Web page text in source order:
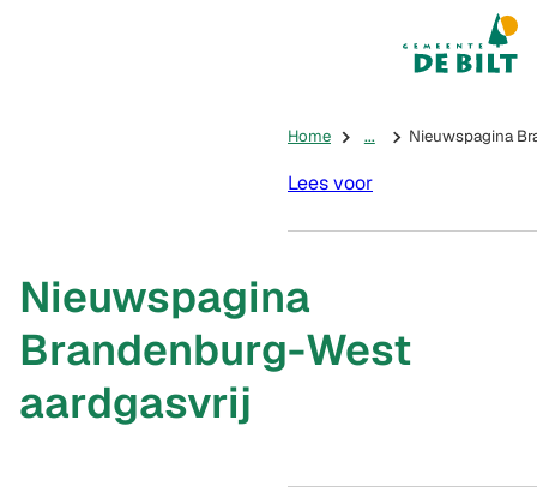
Mijn De Bilt
(Verwijst
Home ... Nieuwspagina
Lees voor
Nieuwspagina
Brandenburg-West
aardgasvrij